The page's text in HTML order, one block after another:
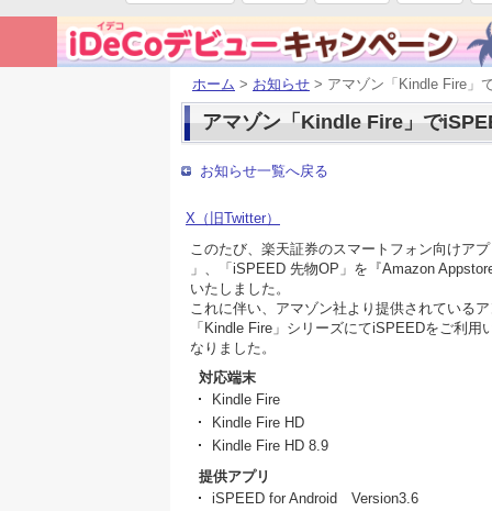
ホーム > お知らせ > アマゾン「Kindle Fire」
アマゾン「Kindle Fire」で
お知らせ一覧へ戻る
X（旧Twitter）
このたび、楽天証券のスマートフォン向けア
」、「iSPEED 先物OP」を『Amazon
いたしました。
これに伴い、アマゾン社より提供されている
「Kindle Fire」シリーズにてiSPEEDをご利用
なりました。
対応端末
Kindle Fire
Kindle Fire HD
Kindle Fire HD 8.9
提供アプリ
iSPEED for Android Version3.6